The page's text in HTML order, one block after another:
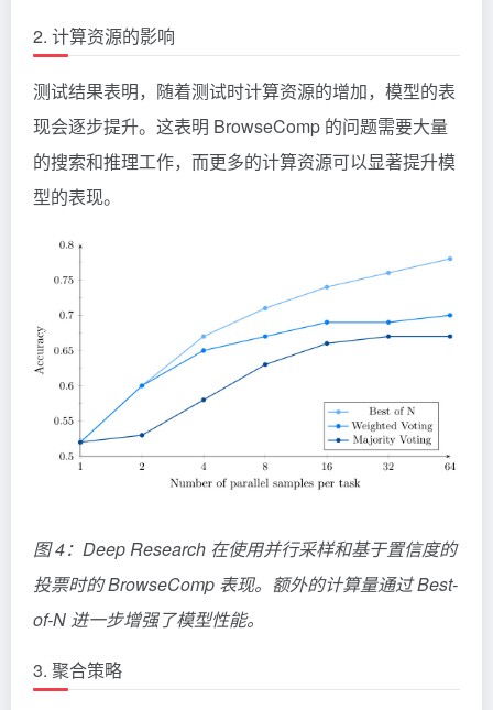
2. 计算资源的影响
测试结果表明，随着测试时计算资源的增加，模型的表
现会逐步提升。这表明 BrowseComp 的问题需要大量
的搜索和推理工作，而更多的计算资源可以显著提升模
型的表现。
图 4：Deep Research 在使用并行采样和基于置信度的
投票时的 BrowseComp 表现。额外的计算量通过 Best-
of-N 进一步增强了模型性能。
3. 聚合策略